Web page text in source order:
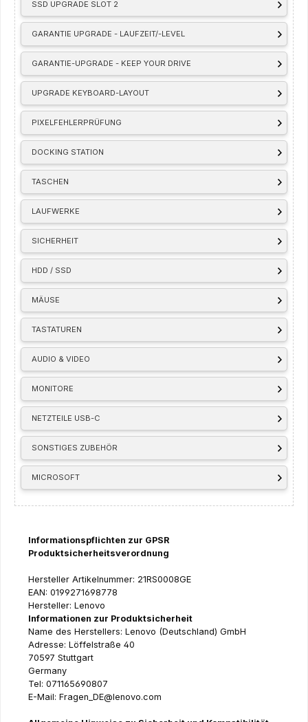
SSD UPGRADE SLOT 2
GARANTIE UPGRADE - LAUFZEIT/-LEVEL
GARANTIE-UPGRADE - KEEP YOUR DRIVE
UPGRADE KEYBOARD-LAYOUT
PIXELFEHLERPRÜFUNG
DOCKING STATION
TASCHEN
LAUFWERKE
SICHERHEIT
HDD / SSD
MÄUSE
TASTATUREN
AUDIO & VIDEO
MONITORE
NETZTEILE USB-C
SONSTIGES ZUBEHÖR
MICROSOFT
Informationspflichten zur GPSR
Produktsicherheitsverordnung
Hersteller Artikelnummer: 21RS0008GE
EAN: 0199271698778
Hersteller: Lenovo
Informationen zur Produktsicherheit
Name des Herstellers: Lenovo (Deutschland) GmbH
Adresse: Löffelstraße 40
70597 Stuttgart
Germany
Tel: 071165690807
E-Mail: Fragen_DE@lenovo.com